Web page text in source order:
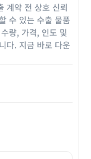
계약 전 상호 신뢰
수 있는 수출 물품
량, 가격, 인도 및
다. 지금 바로 다운